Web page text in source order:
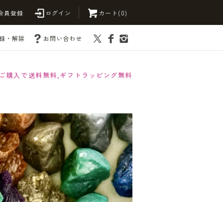
員登録 ログイン カート(0)
・解除 お問い合わせ
購入で送料無料,ギフトラッピング無料